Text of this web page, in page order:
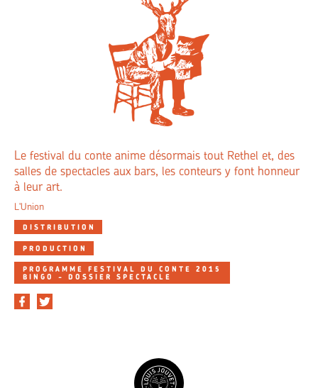
Le festival du conte anime désormais tout Rethel et, des
salles de spectacles aux bars, les conteurs y font honneur
à leur art.
L'Union
DISTRIBUTION
PRODUCTION
PROGRAMME FESTIVAL DU CONTE 2015
BINGO - DOSSIER SPECTACLE